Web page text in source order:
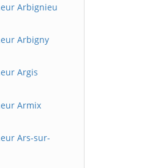
Arbignieu
Arbigny
Argis
Armix
Ars-sur-